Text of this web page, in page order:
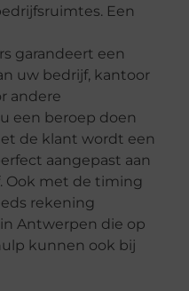
Een
garandeert een
uw bedrijf, kantoor
andere
een beroep doen
de klant wordt een
aangepast aan
Ook met de timing
rekening
Antwerpen die op
kunnen ook bij